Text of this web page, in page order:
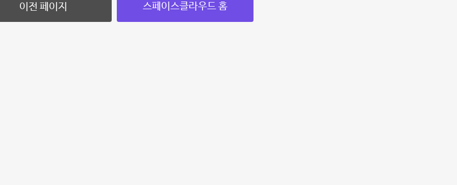
이전 페이지 스페이스클라우드 홈